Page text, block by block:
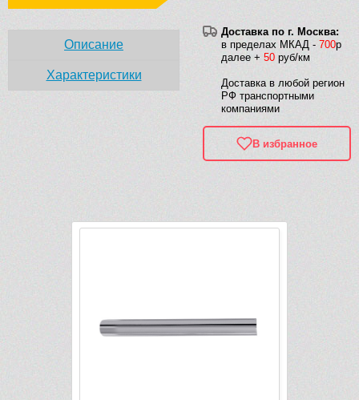
Доставка по г. Москва:
в пределах МКАД - 700р
далее + 50 руб/км
Доставка в любой регион
РФ транспортными
компаниями
В избранное
Описание
Характеристики
Видео